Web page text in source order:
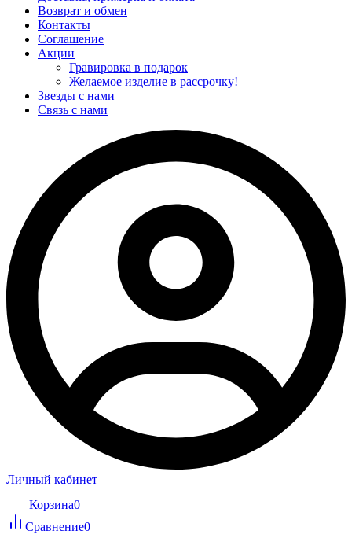
Возврат и обмен
Контакты
Соглашение
Акции
Гравировка в подарок
Желаемое изделие в рассрочку!
Звезды с нами
Связь с нами
Личный кабинет
Корзина0
Сравнение0